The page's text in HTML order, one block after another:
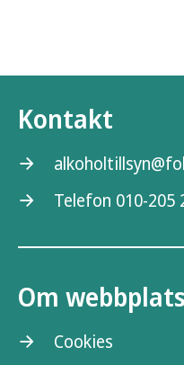
Kontakt
Telefon 010-205
Om
Cookies